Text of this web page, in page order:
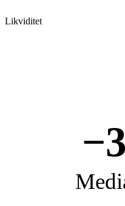
Likviditet